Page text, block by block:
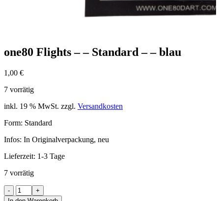
one80 Flights – – Standard – – blau
1,00 €
7 vorrätig
inkl. 19 % MwSt. zzgl. Versandkosten
Form: Standard
Infos: In Originalverpackung, neu
Lieferzeit: 1-3 Tage
7 vorrätig
one80
Flights